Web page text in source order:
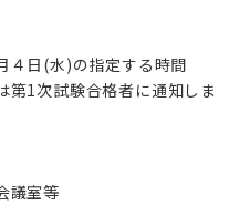
４日(水)の指定する時間
第1次試験合格者に通知しま
議室等